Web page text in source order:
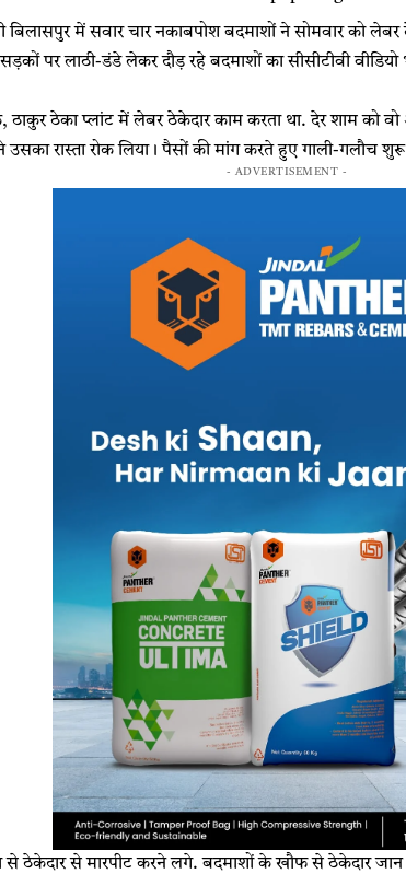
बिलासपुर में सवार चार नकाबपोश बदमाशों ने सोमवार को
पर लाठी-डंडे लेकर दौड़ रहे बदमाशों का सीसीटीवी वीडियो
ठाकुर ठेका प्लांट में लेबर ठेकेदार काम करता था. देर शाम को
उसका रास्ता रोक लिया। पैसों की मांग करते हुए गाली-गलौच
- ADVERTISEMENT -
से ठेकेदार से मारपीट करने लगे. बदमाशों के खौफ से ठेकेदार